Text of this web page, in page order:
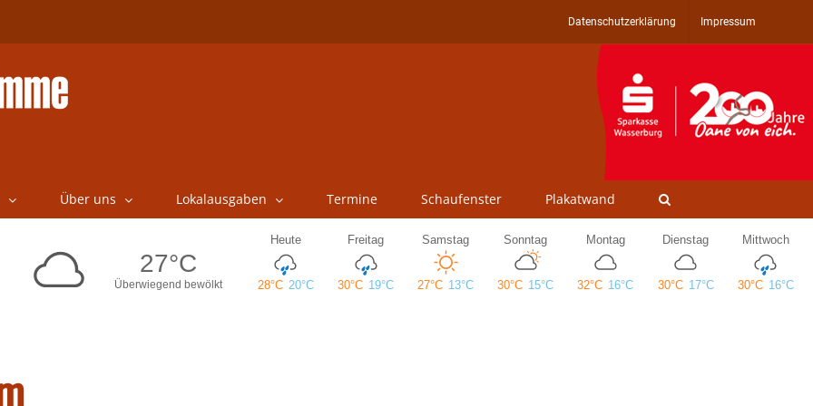
Datenschutzerklärung Impressum
Über uns Lokalausgaben Termine Schaufenster Plakatwand